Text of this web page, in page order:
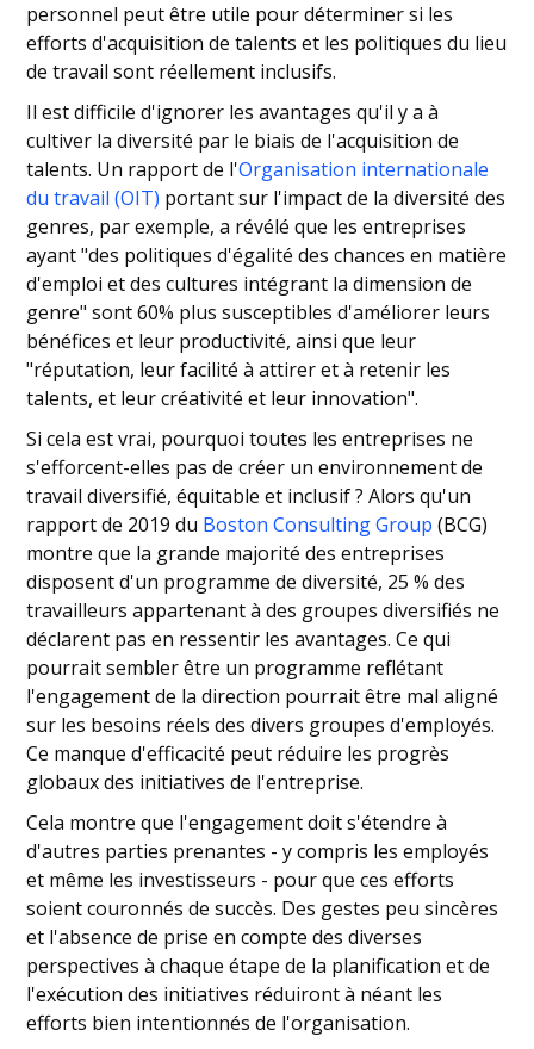
personnel peut être utile pour déterminer si les
efforts d'acquisition de talents et les politiques du lieu
de travail sont réellement inclusifs.
Il est difficile d'ignorer les avantages qu'il y a à
cultiver la diversité par le biais de l'acquisition de
talents. Un rapport de l'Organisation internationale
du travail (OIT) portant sur l'impact de la diversité des
genres, par exemple, a révélé que les entreprises
ayant "des politiques d'égalité des chances en matière
d'emploi et des cultures intégrant la dimension de
genre" sont 60% plus susceptibles d'améliorer leurs
bénéfices et leur productivité, ainsi que leur
"réputation, leur facilité à attirer et à retenir les
talents, et leur créativité et leur innovation".
Si cela est vrai, pourquoi toutes les entreprises ne
s'efforcent-elles pas de créer un environnement de
travail diversifié, équitable et inclusif ? Alors qu'un
rapport de 2019 du Boston Consulting Group (BCG)
montre que la grande majorité des entreprises
disposent d'un programme de diversité, 25 % des
travailleurs appartenant à des groupes diversifiés ne
déclarent pas en ressentir les avantages. Ce qui
pourrait sembler être un programme reflétant
l'engagement de la direction pourrait être mal aligné
sur les besoins réels des divers groupes d'employés.
Ce manque d'efficacité peut réduire les progrès
globaux des initiatives de l'entreprise.
Cela montre que l'engagement doit s'étendre à
d'autres parties prenantes - y compris les employés
et même les investisseurs - pour que ces efforts
soient couronnés de succès. Des gestes peu sincères
et l'absence de prise en compte des diverses
perspectives à chaque étape de la planification et de
l'exécution des initiatives réduiront à néant les
efforts bien intentionnés de l'organisation.